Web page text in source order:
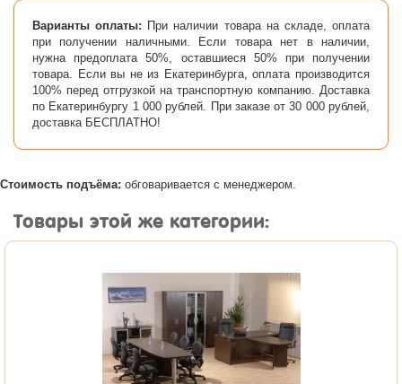
Варианты оплаты: При наличии товара на складе, оплата
при получении наличными. Если товара нет в наличии,
нужна предоплата 50%, оставшиеся 50% при получении
товара. Если вы не из Екатеринбурга, оплата производится
100% перед отгрузкой на транспортную компанию. Доставка
по Екатеринбургу 1 000 рублей. При заказе от 30 000 рублей,
доставка БЕСПЛАТНО!
Стоимость подъёма: обговаривается с менеджером.
Товары этой же категории: